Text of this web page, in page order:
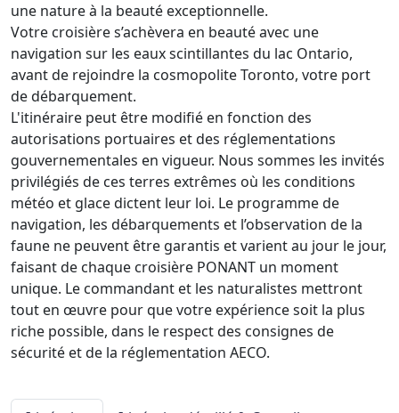
une nature à la beauté exceptionnelle.
Votre croisière s’achèvera en beauté avec une
navigation sur les eaux scintillantes du lac Ontario,
avant de rejoindre la cosmopolite Toronto, votre port
de débarquement.
L'itinéraire peut être modifié en fonction des
autorisations portuaires et des réglementations
gouvernementales en vigueur. Nous sommes les invités
privilégiés de ces terres extrêmes où les conditions
météo et glace dictent leur loi. Le programme de
navigation, les débarquements et l’observation de la
faune ne peuvent être garantis et varient au jour le jour,
faisant de chaque croisière PONANT un moment
unique. Le commandant et les naturalistes mettront
tout en œuvre pour que votre expérience soit la plus
riche possible, dans le respect des consignes de
sécurité et de la réglementation AECO.